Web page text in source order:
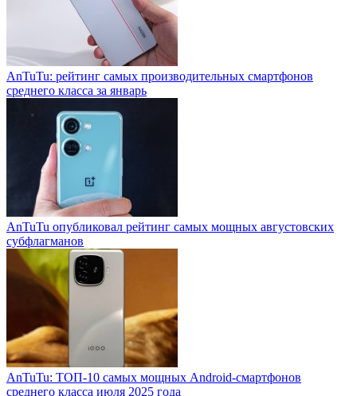
AnTuTu: рейтинг самых производительных смартфонов
среднего класса за январь
AnTuTu опубликовал рейтинг самых мощных августовских
субфлагманов
AnTuTu: ТОП-10 самых мощных Android-смартфонов
среднего класса июля 2025 года